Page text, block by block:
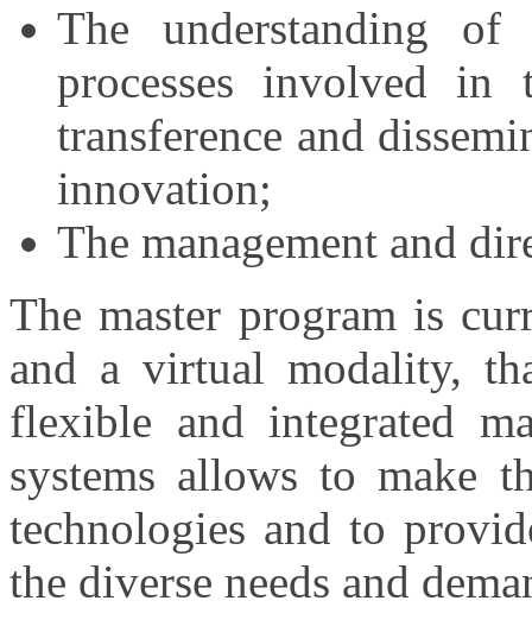
The understanding
processes involved in
transference and
innovation;
The management and
The master program is
and a virtual modality,
flexible and integrated
systems allows to make
technologies and to
the diverse needs and